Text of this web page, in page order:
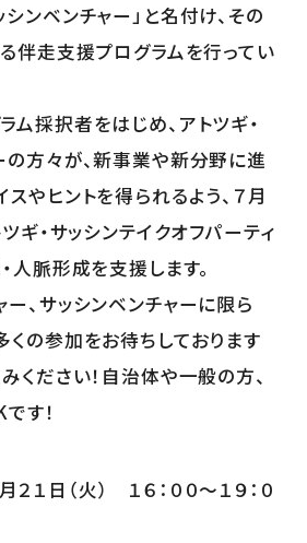
ンベンチャー」と名付け、その
る伴走支援プログラムを行ってい
採択者をはじめ、アトツギ・
の方々が、新事業や新分野に進
やヒントを得られるよう、７月
ツギ・サッシンテイクオフパーティ
人脈形成を支援します。
、サッシンベンチャーに限ら
くの参加をお待ちしております
ください！自治体や一般の方、
す！
１日（火） １６：００～１９：０